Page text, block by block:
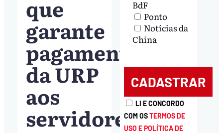
que
garante
pagamento
da URP
aos
servidores
BdF
Ponto
Notícias da
China
LI E CONCORDO
COM OSTERMOS DE
USO E POLÍTICA DE